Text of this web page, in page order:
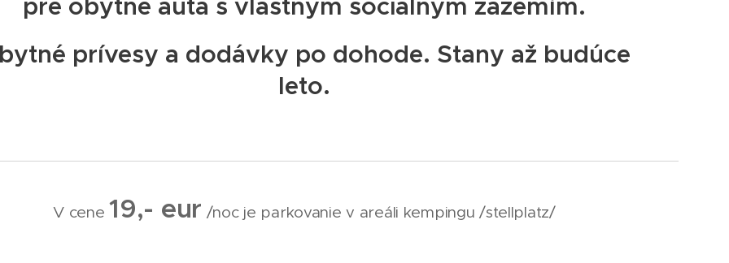
pre obytné autá s vlastným sociálnym zázemím.
prívesy a dodávky po dohode. Stany až budúce
leto.
V cene 19,- eur /noc je parkovanie v areáli kempingu /stellplatz/